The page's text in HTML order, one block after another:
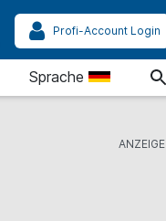
Profi-Account Login
Sprache